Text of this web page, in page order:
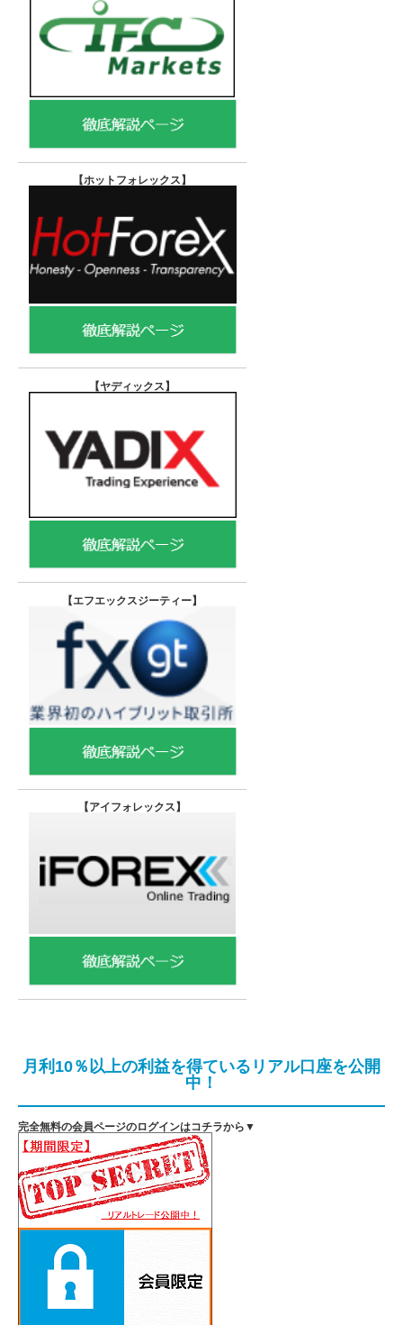
【ホットフォレックス】
【ヤディックス】
【エフエックスジーティー】
【アイフォレックス】
月利10％以上の利益を得ているリアル口座を公開
中！
完全無料の会員ページのログインはコチラから▼